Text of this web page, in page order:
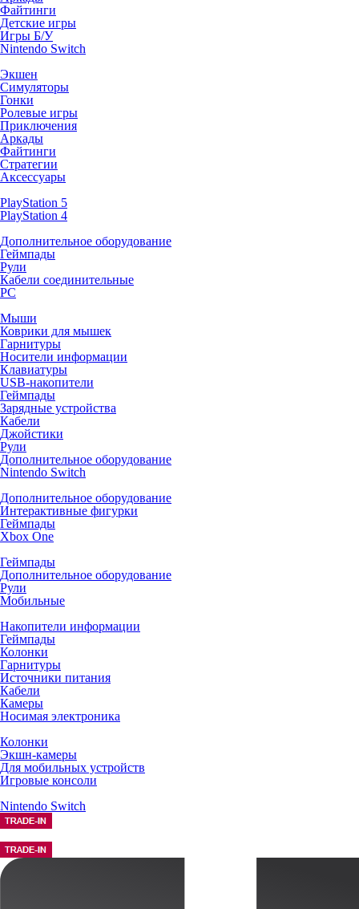
Файтинги
Детские игры
Игры Б/У
Nintendo Switch
Экшен
Симуляторы
Гонки
Ролевые игры
Приключения
Аркады
Файтинги
Стратегии
Аксессуары
PlayStation 5
PlayStation 4
Дополнительное оборудование
Геймпады
Рули
Кабели соединительные
PC
Мыши
Коврики для мышек
Гарнитуры
Носители информации
Клавиатуры
USB-накопители
Геймпады
Зарядные устройства
Кабели
Джойстики
Рули
Дополнительное оборудование
Nintendo Switch
Дополнительное оборудование
Интерактивные фигурки
Геймпады
Xbox One
Геймпады
Дополнительное оборудование
Рули
Мобильные
Накопители информации
Геймпады
Колонки
Гарнитуры
Источники питания
Кабели
Камеры
Носимая электроника
Колонки
Экшн-камеры
Для мобильных устройств
Игровые консоли
Nintendo Switch